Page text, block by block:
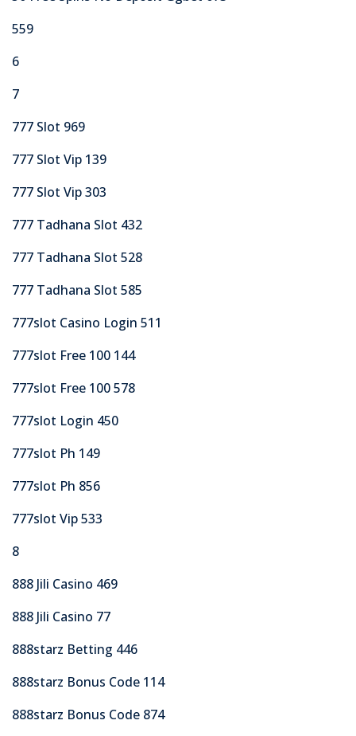
559
6
7
777 Slot 969
777 Slot Vip 139
777 Slot Vip 303
777 Tadhana Slot 432
777 Tadhana Slot 528
777 Tadhana Slot 585
777slot Casino Login 511
777slot Free 100 144
777slot Free 100 578
777slot Login 450
777slot Ph 149
777slot Ph 856
777slot Vip 533
8
888 Jili Casino 469
888 Jili Casino 77
888starz Betting 446
888starz Bonus Code 114
888starz Bonus Code 874